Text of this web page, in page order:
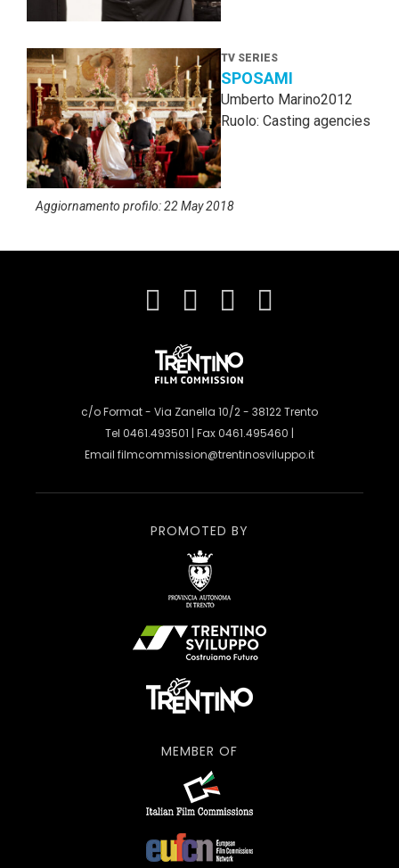
TV SERIES
SPOSAMI
Umberto Marino2012
Ruolo: Casting agencies
Aggiornamento profilo: 22 May 2018
c/o Format - Via Zanella 10/2 - 38122 Trento
Tel 0461.493501 | Fax 0461.495460 |
Email filmcommission@trentinosviluppo.it
PROMOTED BY
MEMBER OF